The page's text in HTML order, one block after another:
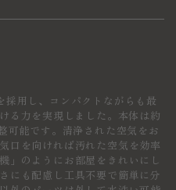
採用し、コンパクトながらも最
る力を実現しました。本体は約
可能です。清浄された空気をお
口を向ければ汚れた空気を効率
」のようにお部屋をきれいにし
にも配慮し工具不要で簡単に分